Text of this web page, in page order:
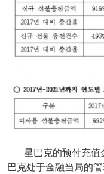
星巴克的预付充值
巴克处于金融当局的